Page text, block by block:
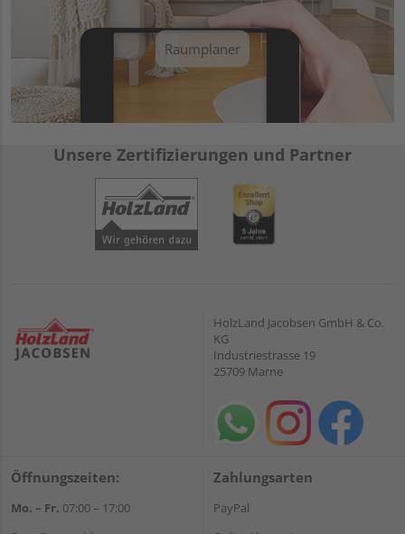
Raumplaner
Unsere Zertifizierungen und Partner
HolzLand Jacobsen GmbH & Co.
KG
Industriestrasse 19
25709 Marne
Öffnungszeiten:
Mo. – Fr. 07:00 – 17:00
Zahlungsarten
PayPal